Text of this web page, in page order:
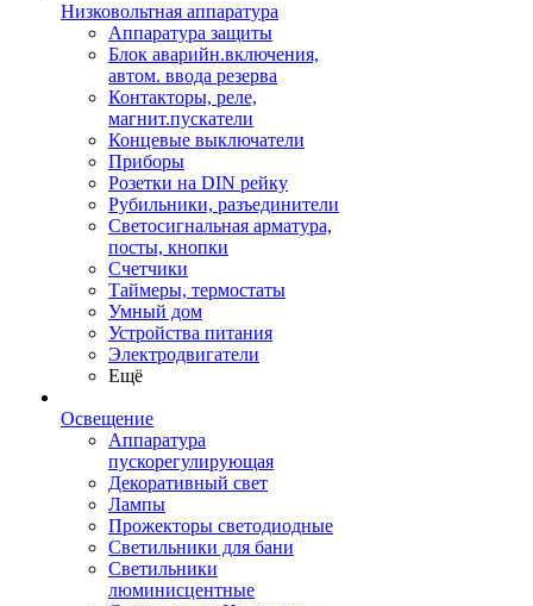
Низковольтная аппаратура
Аппаратура защиты
Блок аварийн.включения,
автом. ввода резерва
Контакторы, реле,
магнит.пускатели
Концевые выключатели
Приборы
Розетки на DIN рейку
Рубильники, разъединители
Светосигнальная арматура,
посты, кнопки
Счетчики
Таймеры, термостаты
Умный дом
Устройства питания
Электродвигатели
Ещё
Освещение
Аппаратура
пускорегулирующая
Декоративный свет
Лампы
Прожекторы светодиодные
Светильники для бани
Светильники
люминисцентные